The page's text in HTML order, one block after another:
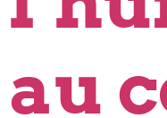
au